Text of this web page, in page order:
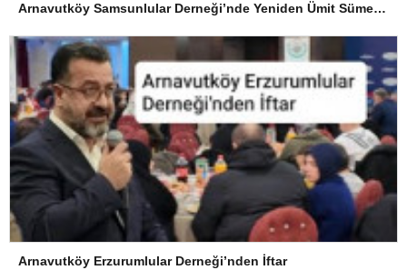
Arnavutköy Samsunlular Derneği’nde Yeniden Ümit Süme Dönemi
Arnavutköy Erzurumlular Derneği’nden İftar